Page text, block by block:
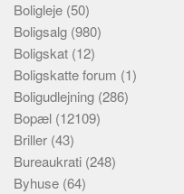
Boligleje (50)
Boligsalg (980)
Boligskat (12)
Boligskatte forum (1)
Boligudlejning (286)
Bopæl (12109)
Briller (43)
Bureaukrati (248)
Byhuse (64)